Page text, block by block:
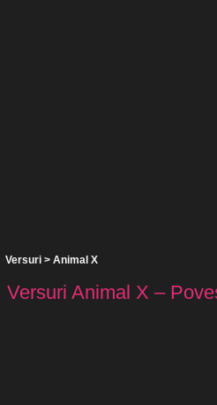
Versuri > Animal X
Versuri Animal X –